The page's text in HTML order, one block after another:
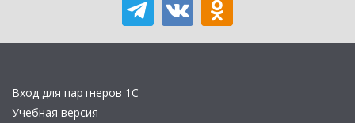
Вход для партнеров 1С
Учебная версия